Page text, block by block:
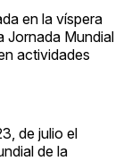
en la víspera
Jornada Mundial
actividades
de julio el
de la